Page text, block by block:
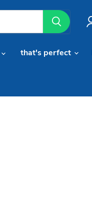
that's perfect